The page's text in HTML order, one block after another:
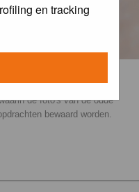
en tracking
de foto's van de oude
bewaard worden.